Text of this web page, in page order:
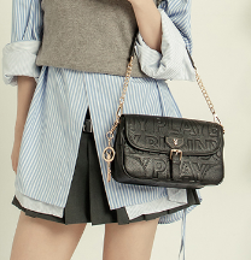
份有限公司提供之「AFTEE先享後付
範圍內提供個人資料，並將交易相關
有限公司。
事宜，請瀏覽以下網址：
#terms3
事先徵得法定代理人或監護人之同意
若未經同意申辦者引起之損失，本公
後付」時，將依據個別帳號之用戶狀
額度；若仍有額度不足之情形，本公
。
帳號或使用他人資訊註冊。若發現惡
含以上)免運費
含以上)免運費
含以上)免運費